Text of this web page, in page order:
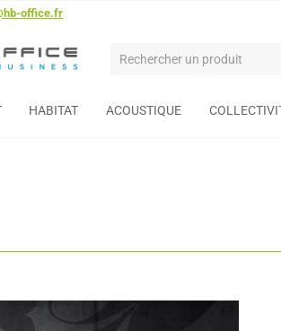
office.fr
HABITAT ACOUSTIQUE